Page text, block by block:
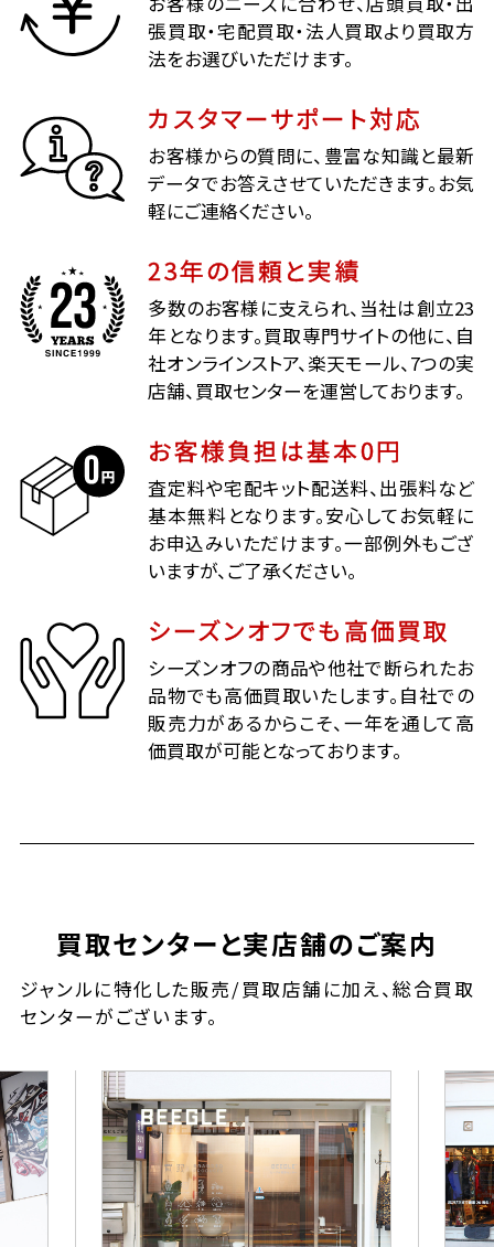
張買取・宅配買取・法人買取より買取方
法をお選びいただけます。
カスタマーサポート対応
お客様からの質問に、豊富な知識と最新
データでお答えさせていただきます。お気
軽にご連絡ください。
23年の信頼と実績
多数のお客様に支えられ、当社は創立23
年となります。買取専門サイトの他に、自
社オンラインストア、楽天モール、7つの実
店舗、買取センターを運営しております。
お客様負担は基本0円
査定料や宅配キット配送料、出張料など
基本無料となります。安心してお気軽に
お申込みいただけます。一部例外もござ
いますが、ご了承ください。
シーズンオフでも高価買取
シーズンオフの商品や他社で断られたお
品物でも高価買取いたします。自社での
販売力があるからこそ、一年を通して高
価買取が可能となっております。
買取センターと実店舗のご案内
ジャンルに特化した販売/買取店舗に加え、総合買取
センターがございます。